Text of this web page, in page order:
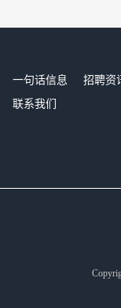
一句话信息 招聘资
联系我们